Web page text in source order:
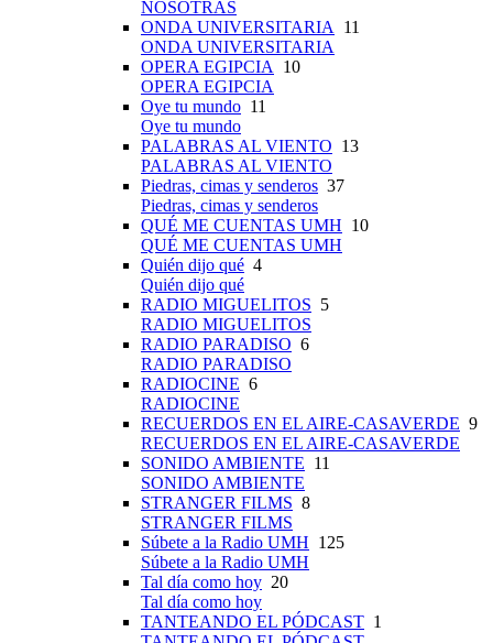
NOSOTRAS
ONDA UNIVERSITARIA
11
ONDA UNIVERSITARIA
OPERA EGIPCIA
10
OPERA EGIPCIA
Oye tu mundo 11
Oye tu mundo
PALABRAS AL VIENTO 13
PALABRAS AL VIENTO
Piedras, cimas y senderos 37
Piedras, cimas y senderos
QUÉ ME CUENTAS UMH 10
QUÉ ME CUENTAS UMH
Quién dijo qué 4
Quién dijo qué
RADIO MIGUELITOS 5
RADIO MIGUELITOS
RADIO PARADISO 6
RADIO PARADISO
RADIOCINE 6
RADIOCINE
RECUERDOS EN EL AIRE-CASAVERDE 9
RECUERDOS EN EL AIRE-CASAVERDE
SONIDO AMBIENTE 11
SONIDO AMBIENTE
STRANGER FILMS 8
STRANGER FILMS
Súbete a la Radio UMH 125
Súbete a la Radio UMH
Tal día como hoy 20
Tal día como hoy
TANTEANDO EL PÓDCAST 1